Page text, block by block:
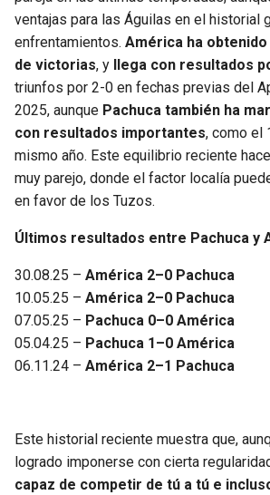
ventajas para las Águilas en el historial
enfrentamientos. América ha
de victorias, y llega con resultados
triunfos por 2-0 en fechas previas del
2025, aunque Pachuca también ha
con resultados importantes, como el
mismo año. Este equilibrio reciente
muy parejo, donde el factor localía
en favor de los Tuzos.
Últimos resultados entre Pachuca y
30.08.25 – América 2–0 Pachuca
10.05.25 – América 2–0 Pachuca
07.05.25 – Pachuca 0–0 América
05.04.25 – Pachuca 1–0 América
06.11.24 – América 2–1 Pachuca
Este historial reciente muestra que,
logrado imponerse con cierta
capaz de competir de tú a tú e